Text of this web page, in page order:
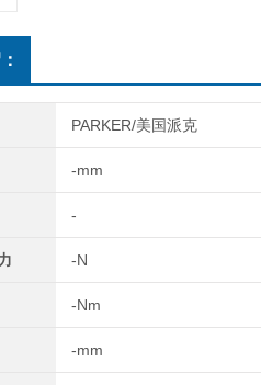
PARKER/美国派克
-mm
-
-N
-Nm
-mm